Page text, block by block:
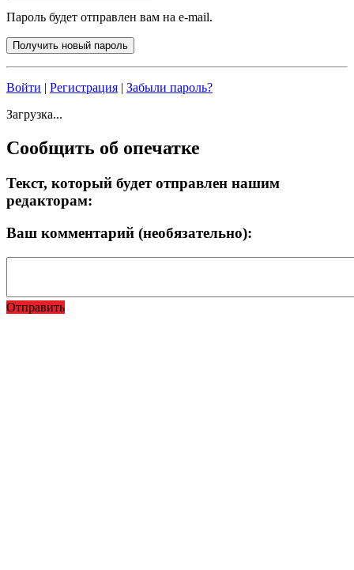
Пароль будет отправлен вам на e-mail.
Войти | Регистрация | Забыли пароль?
Загрузка...
Сообщить об опечатке
Текст, который будет отправлен нашим
редакторам:
Ваш комментарий (необязательно):
Отправить